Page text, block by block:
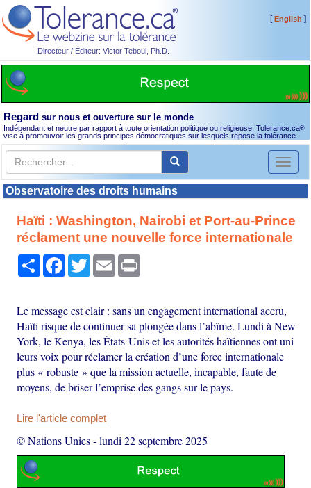
Directeur / Éditeur: Victor Teboul, Ph.D.
[English ]
Regard sur nous et ouverture sur le monde
Indépendant et neutre par rapport à toute orientation politique ou religieuse, Tolerance.ca®
vise à promouvoir les grands principes démocratiques sur lesquels repose la tolérance.
Toggle
Observatoire des droits humains
Haïti : Washington, Nairobi et Port-au-Prince
réclament une nouvelle force internationale
PartagerFacebook
TwitterEmail
Le message est clair : sans un engagement international accru,
Haïti risque de continuer sa plongée dans l’abîme. Lundi à New
York, le Kenya, les États-Unis et les autorités haïtiennes ont uni
leurs voix pour réclamer la création d’une force internationale
plus « robuste » que la mission actuelle, incapable, faute de
moyens, de briser l’emprise des gangs sur le pays.
Lire l'article complet
© Nations Unies-lundi 22 septembre 2025